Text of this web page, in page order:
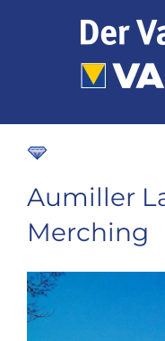
Aumiller
Merching